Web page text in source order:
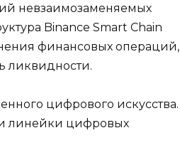
невзаимозаменяемых
Binance Smart Chain
финансовых операций,
ликвидности.
цифрового искусства.
линейки цифровых